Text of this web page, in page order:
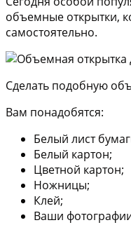
объемные открытки,
самостоятельно.
Сделать подобную
Вам понадобятся:
Белый лист
Белый картон;
Цветной картон;
Ножницы;
Клей;
Ваши